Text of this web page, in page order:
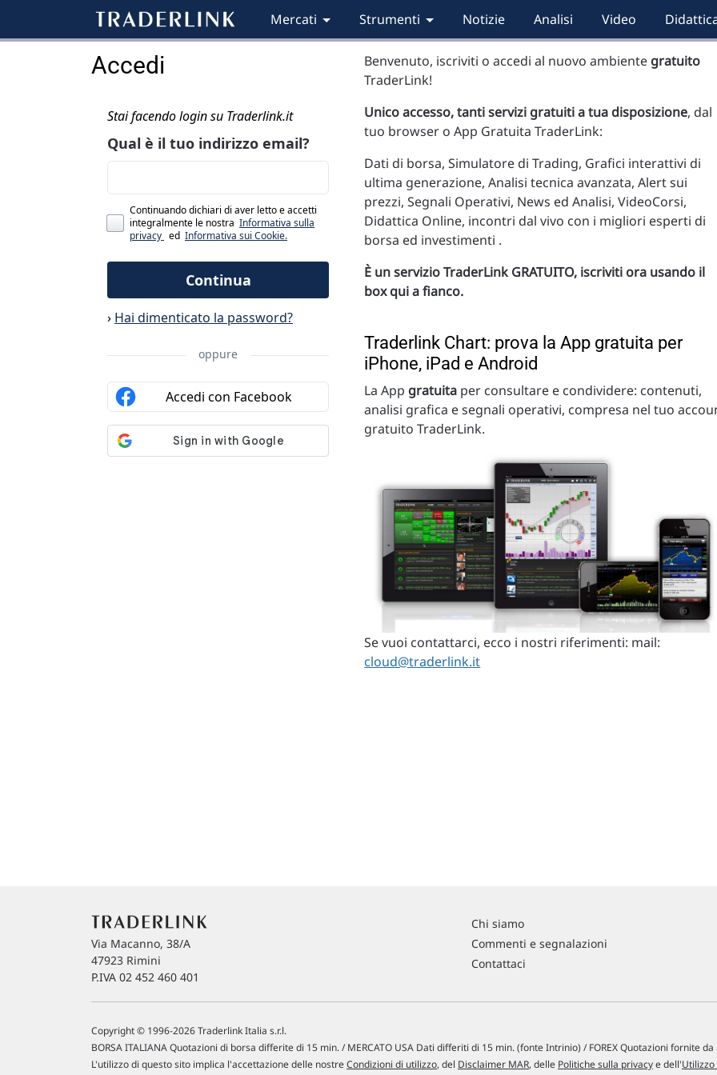
Mercati Strumenti Notizie Analisi Video
Accedi Benvenuto, iscriviti o accedi al nuovo ambiente gratuito
TraderLink!
Unico accesso, tanti servizi gratuiti a tua disposizione, dal
tuo browser o App Gratuita TraderLink:
Dati di borsa, Simulatore di Trading, Grafici interattivi di
ultima generazione, Analisi tecnica avanzata, Alert sui
prezzi, Segnali Operativi, News ed Analisi, VideoCorsi,
Didattica Online, incontri dal vivo con i migliori esperti di
borsa ed investimenti .
È un servizio TraderLink GRATUITO, iscriviti ora usando il
box qui a fianco.
Traderlink Chart: prova la App gratuita per
iPhone, iPad e Android
La App gratuita per consultare e condividere: contenuti,
analisi grafica e segnali operativi, compresa nel tuo
gratuito TraderLink.
Se vuoi contattarci, ecco i nostri riferimenti: mail:
cloud@traderlink.it
Via Macanno, 38/A
47923 Rimini
P.IVA 02 452 460 401
Chi siamo
Commenti e segnalazioni
Contattaci
Copyright © 1996-2026 Traderlink Italia s.r.l.
BORSA ITALIANA Quotazioni di borsa differite di 15 min. / MERCATO USA Dati differiti di 15 min. (fonte Intrinio) / FOREX Quotazioni fornite da
L'utilizzo di questo sito implica l'accettazione delle nostreCondizioni di utilizzo, del Disclaimer MAR, delle Politiche sulla privacye dell'